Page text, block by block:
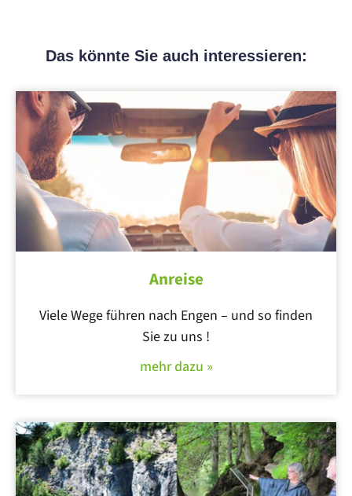
Das könnte Sie auch interessieren:
Anreise
Viele Wege führen nach Engen – und so finden
Sie zu uns !
mehr dazu »